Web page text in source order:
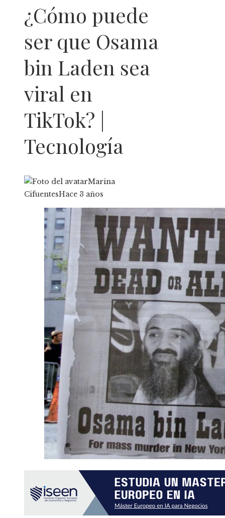
¿Cómo puede
ser que Osama
bin Laden sea
viral en
TikTok? |
Tecnología
Marina
CifuentesHace 3 años